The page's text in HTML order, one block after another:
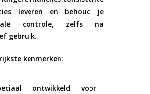
leveren en behoud je
controle, zelfs na
gebruik.
kenmerken:
ontwikkeld voor